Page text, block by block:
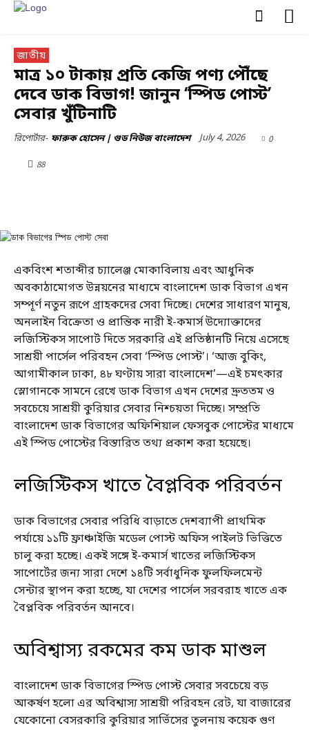
জাতীয়
মাত্র ১০ টাকায় প্রতি কেজি পণ্য পৌঁছে
দেবে ডাক বিভাগ! জানুন ‘স্পিড পোস্ট’
সেবার খুঁটিনাটি
রিপোর্টার- ফারুক হোসেন | গুড নিউজ বাংলাদেশ July 4, 2026 0
88
একবিংশ শতাব্দীর চ্যালেঞ্জ মোকাবিলায় এবং আধুনিক
অবকাঠামোগত উন্নয়নের মাধ্যমে বাংলাদেশ ডাক বিভাগ এখন
সম্পূর্ণ নতুন রূপে গ্রাহকদের সেবা দিচ্ছে। দেশের সাধারণ মানুষ,
অনলাইন বিক্রেতা ও প্রান্তিক নারী ই-কমার্স উদ্যোক্তাদের
লজিস্টিকস সাপোর্ট দিতে সরকারি এই প্রতিষ্ঠানটি নিয়ে এসেছে
সাশ্রয়ী পার্সেল পরিবহন সেবা ‘স্পিড পোস্ট’। ‘আজ বুকিং,
আগামীকাল ঢাকা, ৪৮ ঘণ্টায় সারা বাংলাদেশ’—এই চমৎকার
স্লোগানকে সামনে রেখে ডাক বিভাগ এখন দেশের দ্রুততম ও
সবচেয়ে সাশ্রয়ী কুরিয়ার সেবার নিশ্চয়তা দিচ্ছে। সম্প্রতি
বাংলাদেশ ডাক বিভাগের অফিশিয়াল ফেসবুক পোস্টের মাধ্যমে
এই স্পিড পোস্টের বিস্তারিত তথ্য প্রকাশ করা হয়েছে।
লজিস্টিকস খাতে বৈপ্লবিক পরিবর্তন
ডাক বিভাগের সেবার পরিধি বাড়াতে দেশব্যাপী প্রাথমিক
পর্যায়ে ১১টি ফ্রাঞ্চাইজি মডেল পোস্ট অফিস পাইলট ভিত্তিতে
চালু করা হচ্ছে। একই সঙ্গে ই-কমার্স খাতের লজিস্টিকস
সাপোর্টের জন্য সারা দেশে ১৪টি সর্বাধুনিক ফুলফিলমেন্ট
সেন্টার স্থাপন করা হচ্ছে, যা দেশের পার্সেল সরবরাহ খাতে এক
বৈপ্লবিক পরিবর্তন আনবে।
অবিশ্বাস্য রকমের কম ডাক মাশুল
বাংলাদেশ ডাক বিভাগের স্পিড পোস্ট সেবার সবচেয়ে বড়
আকর্ষণ হলো এর অবিশ্বাস্য সাশ্রয়ী পরিবহন রেট, যা বাজারের
যেকোনো বেসরকারি কুরিয়ার সার্ভিসের তুলনায় কয়েক গুণ